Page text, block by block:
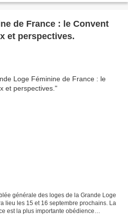
de France : le Convent
et perspectives.
générale des loges de la Grande Loge
lieu les 15 et 16 septembre prochains. La
est la plus importante obédience